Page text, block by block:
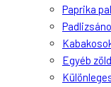
Paprika
Egyéb